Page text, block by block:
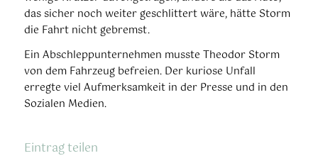
das sicher noch weiter geschlittert wäre, hätte Storm
die Fahrt nicht gebremst.
Ein Abschleppunternehmen musste Theodor Storm
von dem Fahrzeug befreien. Der kuriose Unfall
erregte viel Aufmerksamkeit in der Presse und in den
Sozialen Medien.
Eintrag teilen